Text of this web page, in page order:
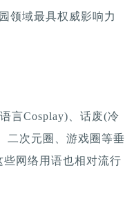
领域最具权威影响力
言Cosplay)、话废(冷
二次元圈、游戏圈等垂
网络用语也相对流行